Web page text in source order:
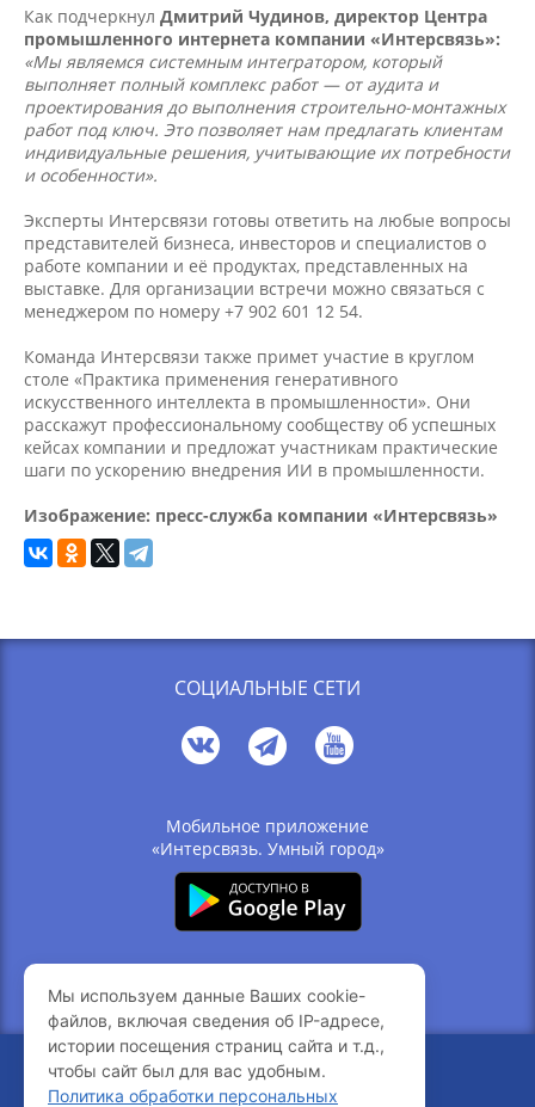
Как подчеркнул Дмитрий Чудинов, директор Центра
промышленного интернета компании «Интерсвязь»:
«Мы являемся системным интегратором, который
выполняет полный комплекс работ — от аудита и
проектирования до выполнения строительно-монтажных
работ под ключ. Это позволяет нам предлагать клиентам
индивидуальные решения, учитывающие их потребности
и особенности».
Эксперты Интерсвязи готовы ответить на любые вопросы
представителей бизнеса, инвесторов и специалистов о
работе компании и её продуктах, представленных на
выставке. Для организации встречи можно связаться с
менеджером по номеру +7 902 601 12 54.
Команда Интерсвязи также примет участие в круглом
столе «Практика применения генеративного
искусственного интеллекта в промышленности». Они
расскажут профессиональному сообществу об успешных
кейсах компании и предложат участникам практические
шаги по ускорению внедрения ИИ в промышленности.
Изображение: пресс-служба компании «Интерсвязь»
Мы используем данные Ваших cookie-
файлов, включая сведения об IP-адресе,
истории посещения страниц сайта и т.д.,
чтобы сайт был для вас удобным.
Политика обработки персональных
СОЦИАЛЬНЫЕ СЕТИ
Мобильное приложение
«Интерсвязь. Умный город»
Вакансии
© 2005-2026 Интерсвязь